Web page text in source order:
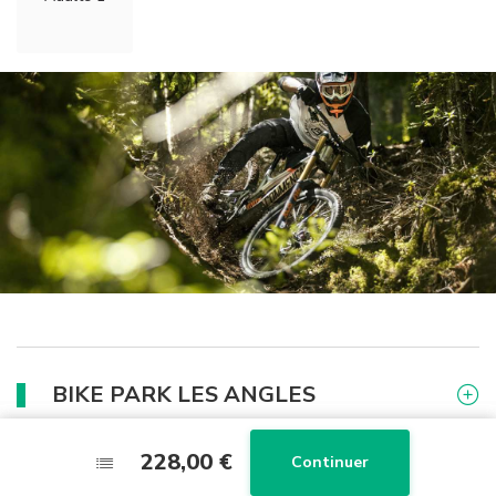
228,00 € Continuer
BIKE PARK LES ANGLES
228,00 € Continuer